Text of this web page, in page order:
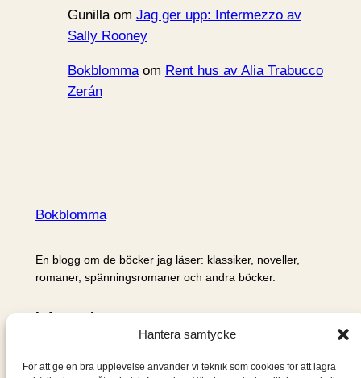
Hantera samtycke
För att ge en bra upplevelse använder vi teknik som cookies för att lagra
Gunillaom Jag ger upp: Intermezzo av
Sally Rooney
Bokblommaom Rent hus av Alia Trabucco
Zerán
Bokblomma
En blogg om de böcker jag läser: klassiker, noveller,
romaner, spänningsromaner och andra böcker.
Information
Om mig & om bloggen